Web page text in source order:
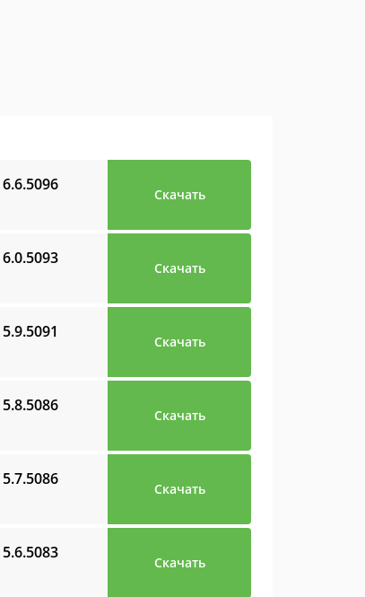
6.6.5096
Скачать
6.0.5093
Скачать
5.9.5091
Скачать
5.8.5086
Скачать
5.7.5086
Скачать
5.6.5083
Скачать